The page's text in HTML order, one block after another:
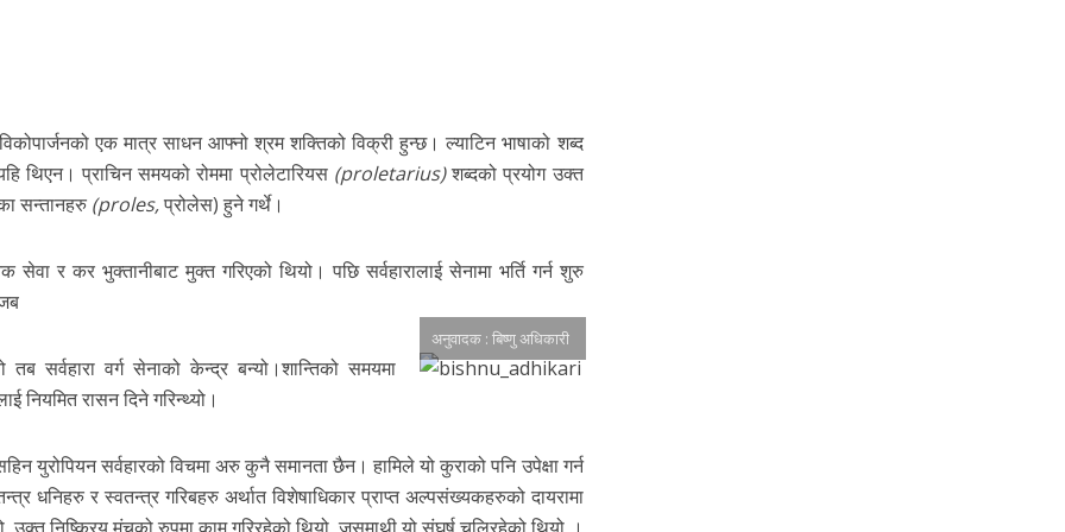
एक मात्र साधन आफ्नो श्रम शक्तिको विक्री हुन्छ। ल्याटिन भाषाको शब्द
थिएन। प्राचिन समयको रोममा प्रोलेटारियस (proletarius)शब्दको प्रयोग उक्त
सन्तानहरु (proles,प्रोलेस) हुने गर्थे।
सेवा र कर भुक्तानीबाट मुक्त गरिएको थियो। पछि सर्वहारालाई सेनामा भर्ति गर्न शुरु
अनुवादक : बिष्णु अधिकारी
सर्वहारा वर्ग सेनाको केन्द्र बन्यो।शान्तिको समयमा
नियमित रासन दिने गरिन्थ्यो।
युरोपियन सर्वहारको विचमा अरु कुनै समानता छैन। हामिले यो कुराको पनि उपेक्षा गर्न
धनिहरु र स्वतन्त्र गरिबहरु अर्थात विशेषाधिकार प्राप्त अल्पसंख्यकहरुको दायरामा